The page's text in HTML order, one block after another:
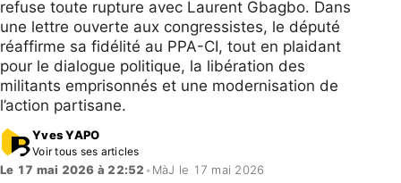
refuse toute rupture avec Laurent Gbagbo. Dans
une lettre ouverte aux congressistes, le député
réaffirme sa fidélité au PPA-CI, tout en plaidant
pour le dialogue politique, la libération des
militants emprisonnés et une modernisation de
l’action partisane.
Yves YAPO
Voir tous ses articles
Le 17 mai 2026 à 22:52 • MàJ le 17 mai 2026